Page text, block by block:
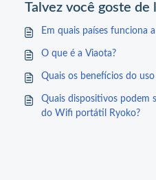
Talvez você goste de
Em quais países funciona
O que é a Viaota?
Quais os benefícios do
Quais dispositivos podem
do Wifi portátil Ryoko?